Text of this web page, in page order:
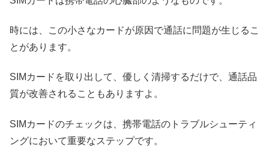
時には、この小さなカードが原因で通話に問題が生じるこ
とがあります。
SIMカードを取り出して、優しく清掃するだけで、通話品
質が改善されることもありますよ。
SIMカードのチェックは、携帯電話のトラブルシューティ
ングにおいて重要なステップです。